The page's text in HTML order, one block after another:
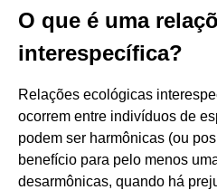
O que é uma
interespecífica?
Relações ecológicas
ocorrem entre indivíduos de
podem ser harmônicas (ou
benefício para pelo menos
desarmônicas, quando há